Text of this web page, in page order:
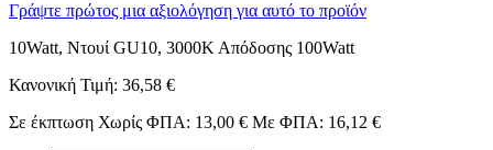
Γράψτε πρώτος μια αξιολόγηση για αυτό το προϊόν
10Watt, Ντουί GU10, 3000Κ Απόδοσης 100Watt
Κανονική Τιμή: 36,58 €
Σε έκπτωση Χωρίς ΦΠΑ: 13,00 € Με ΦΠΑ: 16,12 €